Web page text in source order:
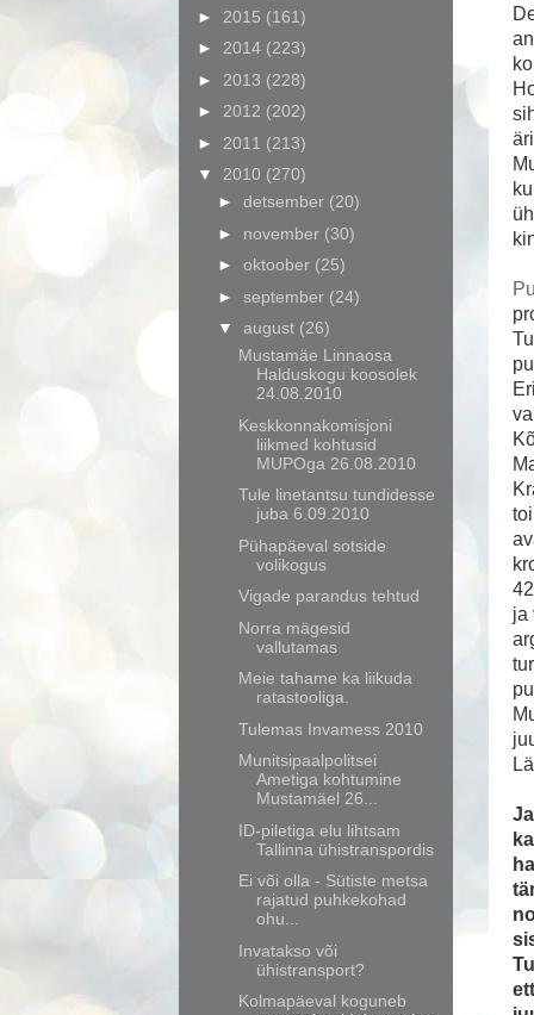
ja
► 2015 (161)
► 2014 (223)
► 2013 (228)
► 2012 (202)
► 2011 (213)
▼ 2010 (270)
► detsember (20)
► november (30)
► oktoober (25)
► september (24)
▼ august (26)
Mustamäe Linnaosa
Halduskogu koosolek
24.08.2010
Keskkonnakomisjoni
liikmed kohtusid
MUPOga 26.08.2010
Tule linetantsu tundidesse
juba 6.09.2010
Pühapäeval sotside
volikogus
Vigade parandus tehtud
Norra mägesid
vallutamas
Meie tahame ka liikuda
ratastooliga.
Tulemas Invamess 2010
Munitsipaalpolitsei
Ametiga kohtumine
Mustamäel 26...
ID-piletiga elu lihtsam
Tallinna ühistranspordis
Ei või olla - Sütiste metsa
rajatud puhkekohad
ohu...
Invatakso või
ühistransport?
Kolmapäeval koguneb